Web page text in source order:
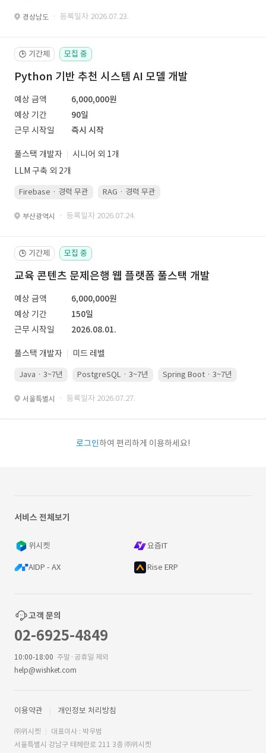
경상남도 · 등록일자 2026.07.23.
🕒 기간제 모집 중
Python 기반 추천 시스템 AI 모델 개발
예상 금액
6,000,000원
예상 기간
90일
근무 시작일
즉시 시작
풀스택 개발자
시니어 외 1개
LLM 구축 외 2개
Firebase · 경력 무관 RAG · 경력 무관
부산광역시 · 등록일자 2026.07.24.
🕒 기간제 모집 중
교육 콘텐츠 문제은행 웹 플랫폼 풀스택 개발
예상 금액
6,000,000원
예상 기간
150일
근무 시작일
2026.08.01.
풀스택 개발자 미드 레벨
Java · 3~7년 PostgreSQL · 3~7년 Spring Boot · 3~7년
서울특별시 · 등록일자 2026.07.27.
로그인하여 편리하게 이용하세요!
서비스 전체보기
위시켓 요즘IT
AIDP - AX Rise ERP
고객 문의
02-6925-4849
10:00-18:00 주말·공휴일 제외
help@wishket.com
이용약관 개인정보 처리방침
㈜위시켓
대표이사 : 박우범
서울특별시 강남구 테헤란로 211 3층 ㈜위시켓